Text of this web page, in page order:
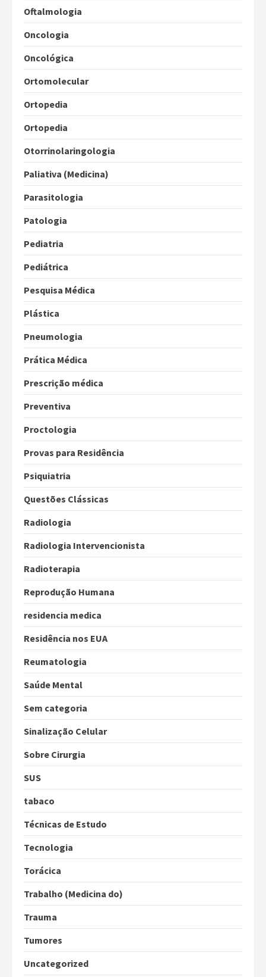
Oftalmologia
Oncologia
Oncológica
Ortomolecular
Ortopedia
Ortopedia
Otorrinolaringologia
Paliativa (Medicina)
Parasitologia
Patologia
Pediatria
Pediátrica
Pesquisa Médica
Plástica
Pneumologia
Prática Médica
Prescrição médica
Preventiva
Proctologia
Provas para Residência
Psiquiatria
Questões Clássicas
Radiologia
Radiologia Intervencionista
Radioterapia
Reprodução Humana
residencia medica
Residência nos EUA
Reumatologia
Saúde Mental
Sem categoria
Sinalização Celular
Sobre Cirurgia
SUS
tabaco
Técnicas de Estudo
Tecnologia
Torácica
Trabalho (Medicina do)
Trauma
Tumores
Uncategorized